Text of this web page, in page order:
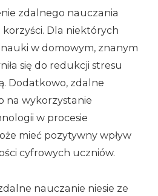
zdalnego nauczania
korzyści. Dla niektórych
w domowym, znanym
się do redukcji stresu
Dodatkowo, zdalne
na wykorzystanie
w procesie
mieć pozytywny wpływ
cyfrowych uczniów.
nauczanie niesie ze